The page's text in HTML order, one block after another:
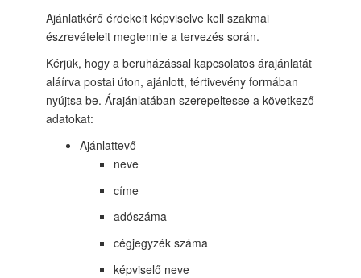
Ajánlatkérő érdekeit képviselve kell szakmai
észrevételeit megtennie a tervezés során.
Kérjük, hogy a beruházással kapcsolatos árajánlatát
aláírva postai úton, ajánlott, tértivevény formában
nyújtsa be. Árajánlatában szerepeltesse a következő
adatokat:
Ajánlattevő
neve
címe
adószáma
cégjegyzék száma
képviselő neve